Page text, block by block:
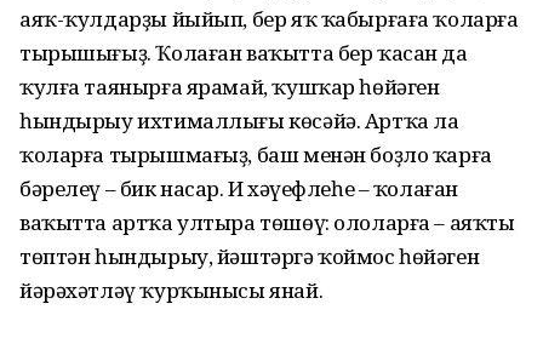
аяҡ-ҡулдарҙы йыйып, бер яҡ ҡабырғаға ҡоларға
тырышығыҙ. Ҡолаған ваҡытта бер ҡасан да
ҡулға таянырға ярамай, ҡушҡар һөйәген
һындырыу ихтималлығы көсәйә. Артҡа ла
ҡоларға тырышмағыҙ, баш менән боҙло ҡарға
бәрелеү – бик насар. Иң хәүефлеһе – ҡолаған
ваҡытта артҡа ултыра төшөү: ололарға – аяҡты
төптән һындырыу, йәштәргә ҡоймос һөйәген
йәрәхәтләү ҡурҡынысы янай.